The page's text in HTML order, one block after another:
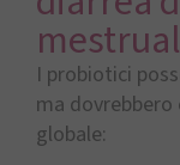
I probiotici
ma dovrebbero
globale: